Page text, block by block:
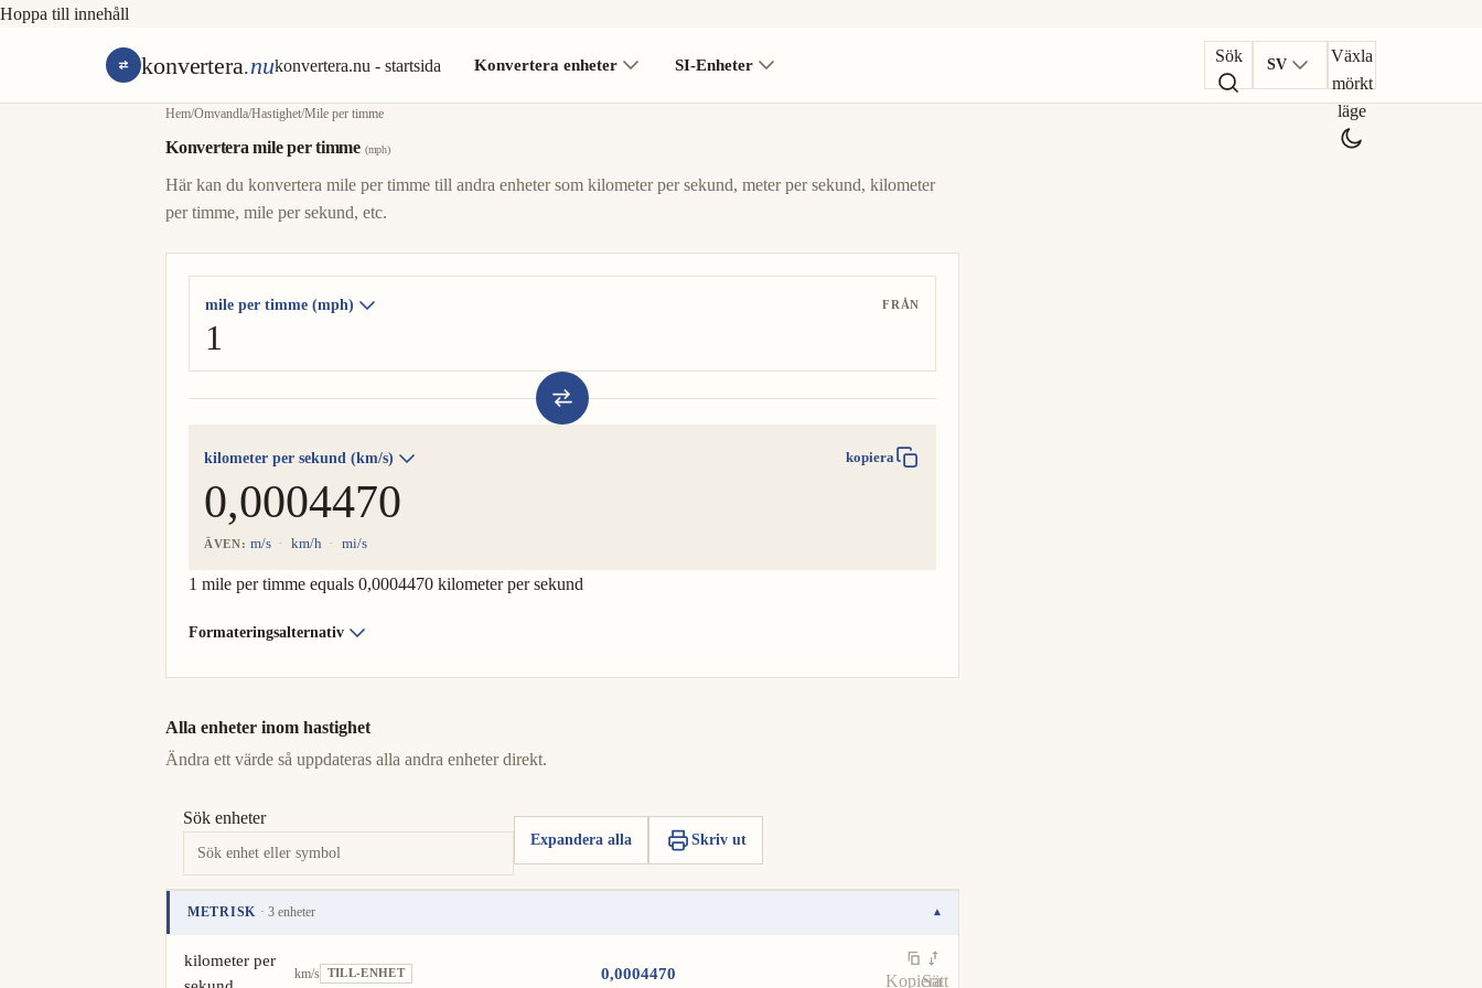
Hoppa till innehåll
konvertera.nukonvertera.nu - startsida Konvertera enheter SI-Enheter Sök SV
Växla
mörkt
läge
Hem/Omvandla/Hastighet/Mile per timme
Konvertera mile per timme (mph)
Här kan du konvertera mile per timme till andra enheter som kilometer per sekund, meter per sekund, kilometer
per timme, mile per sekund, etc.
mile per timme (mph) FRÅN
kilometer per sekund (km/s) kopiera
ÄVEN: m/s km/h mi/s
1 mile per timme equals 0,0004470 kilometer per sekund
Formateringsalternativ
Alla enheter inom hastighet
Ändra ett värde så uppdateras alla andra enheter direkt.
Sök enheter
Expandera alla Skriv ut
METRISK · 3 enheter ▾
kilometer per
km/s TILL-ENHET 0,0004470
Kopiera
Sätt